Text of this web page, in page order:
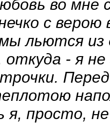
во мне
с верою
льются из
откуда - я
я, просто,